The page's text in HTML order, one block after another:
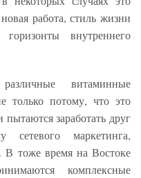
работа, стиль жизни
внутреннего
витаминные
потому, что это
заработать друг
сетевого маркетинга,
В тоже время на Востоке
комплексные